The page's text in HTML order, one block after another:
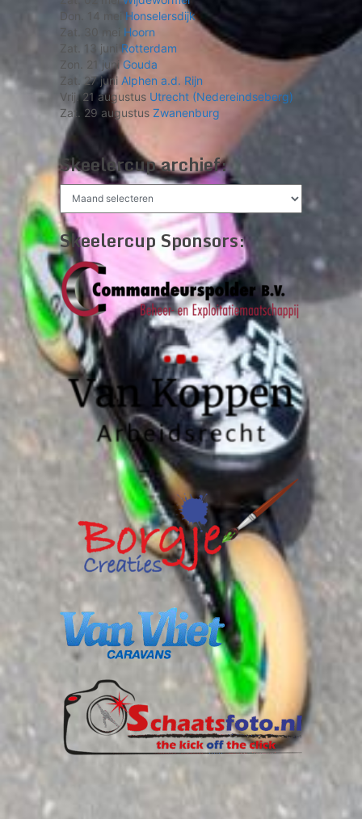
Don. 14 mei Honselersdijk
Zat. 30 mei Hoorn
Zat. 13 juni Rotterdam
Zon. 21 juniGouda
Zat. 27 juni Alphen a.d. Rijn
Vrij. 21 augustus Utrecht (Nedereindseberg)
Zat. 29 augustus Zwanenburg
Skeelercup archief:
Skeelercup
archief:
Skeelercup Sponsors: